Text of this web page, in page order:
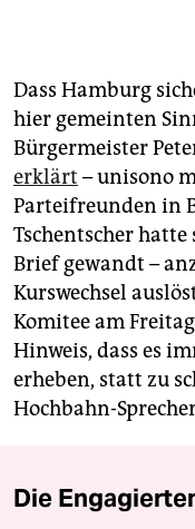
Dass Hamburg
hier gemeinten
Bürgermeister
erklärt – unisono
Parteifreunden in
Tschentscher
Brief gewandt –
Kurswechsel
Komitee am
Hinweis, dass es
erheben, statt zu
Hochbahn-
Die